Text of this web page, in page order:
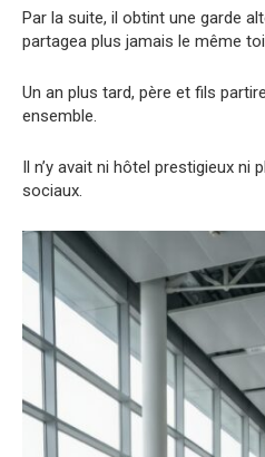
Par la suite, il obtint une garde
partagea plus jamais le même
Un an plus tard, père et fils
ensemble.
Il n’y avait ni hôtel prestigieux
sociaux.